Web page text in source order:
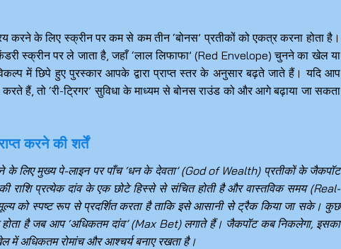
करने के लिए स्क्रीन पर कम से कम तीन ‘बोनस’ प्रतीकों को एकत्र करना होता है।
स्क्रीन पर ले जाता है, जहाँ ‘लाल लिफाफा’ (Red Envelope) चुनने का खेल या
में छिपे हुए पुरस्कार आपके द्वारा प्राप्त स्तर के अनुसार बढ़ते जाते हैं। यदि आप
हैं, तो ‘री-ट्रिगर’ सुविधा के माध्यम से बोनस राउंड को और आगे बढ़ाया जा सकता
करने की शर्तें
के लिए मुख्य पे-लाइन पर पाँच ‘धन के देवता’ (God of Wealth) प्रतीकों के जैकपॉट
प्रत्येक दांव के एक छोटे हिस्से से संचित होती है और वास्तविक समय (Real-
को स्पष्ट रूप से प्रदर्शित करता है ताकि इसे आसानी से ट्रैक किया जा सके। कुछ
है जब आप ‘अधिकतम दांव’ (Max Bet) लगाते हैं। जैकपॉट कब निकलेगा, इसका
खेल में अधिकतम रोमांच और आश्चर्य बनाए रखता है।